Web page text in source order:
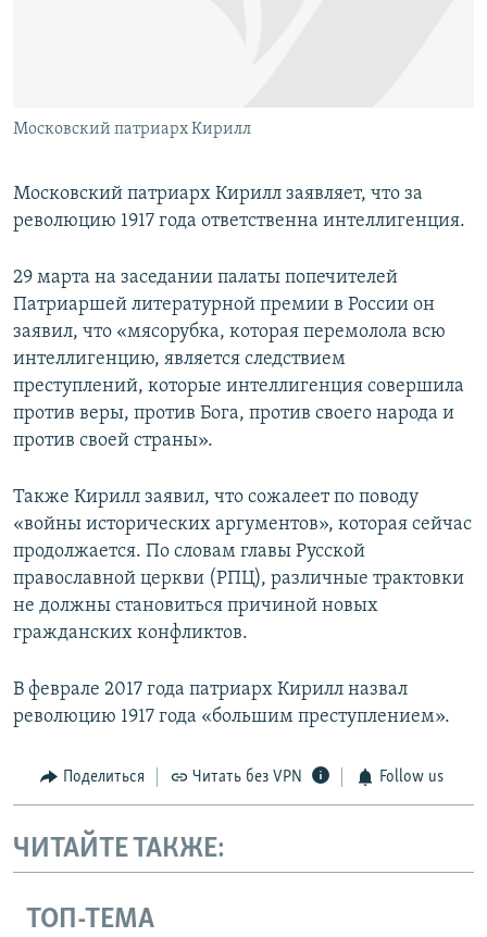
УКРАИНСКАЯ ПРОБЛЕМА КРЫМА
Московский патриарх Кирилл
Московский патриарх Кирилл заявляет, что за
революцию 1917 года ответственна интеллигенция.
29 марта на заседании палаты попечителей
Патриаршей литературной премии в России он
заявил, что «мясорубка, которая перемолола всю
интеллигенцию, является следствием
преступлений, которые интеллигенция совершила
против веры, против Бога, против своего народа и
против своей страны».
Также Кирилл заявил, что сожалеет по поводу
«войны исторических аргументов», которая сейчас
продолжается. По словам главы Русской
православной церкви (РПЦ), различные трактовки
не должны становиться причиной новых
гражданских конфликтов.
В феврале 2017 года патриарх Кирилл назвал
революцию 1917 года «большим преступлением».
Поделиться Читать без VPN Follow us
ЧИТАЙТЕ ТАКЖЕ:
ТОП-ТЕМА